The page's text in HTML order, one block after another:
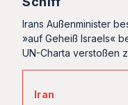
Irans Außenminister
»auf Geheiß Israels«
UN-Charta verstoßen
Iran